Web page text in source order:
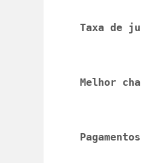
Taxa de
Melhor